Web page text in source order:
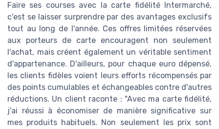
Faire ses courses avec la carte fidélité Intermarché,
c'est se laisser surprendre par des avantages exclusifs
tout au long de l'année. Ces offres limitées réservées
aux porteurs de carte encouragent non seulement
l'achat, mais créent également un véritable sentiment
d'appartenance. D'ailleurs, pour chaque euro dépensé,
les clients fidèles voient leurs efforts récompensés par
des points cumulables et échangeables contre d'autres
réductions. Un client raconte : "Avec ma carte fidélité,
j'ai réussi à économiser de manière significative sur
mes produits habituels. Non seulement les prix sont